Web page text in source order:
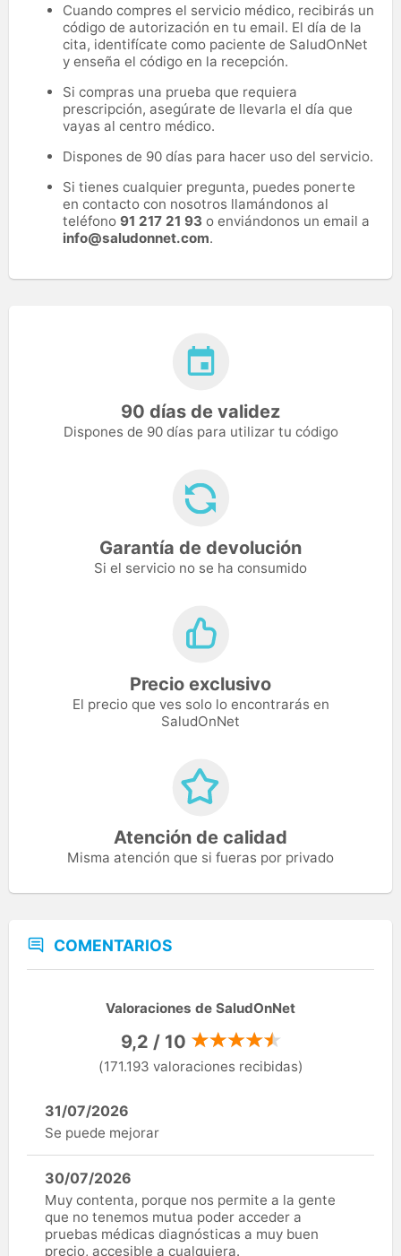
Cuando compres el servicio médico, recibirás un
código de autorización en tu email. El día de la
cita, identifícate como paciente de SaludOnNet
y enseña el código en la recepción.
Si compras una prueba que requiera
prescripción, asegúrate de llevarla el día que
vayas al centro médico.
Dispones de 90 días para hacer uso del servicio.
Si tienes cualquier pregunta, puedes ponerte
en contacto con nosotros llamándonos al
teléfono 91 217 21 93 o enviándonos un email a
info@saludonnet.com.
90 días de validez
Dispones de 90 días para utilizar tu código
Garantía de devolución
Si el servicio no se ha consumido
Precio exclusivo
El precio que ves solo lo encontrarás en
SaludOnNet
Atención de calidad
Misma atención que si fueras por privado
COMENTARIOS
Valoraciones de SaludOnNet
9,2 / 10
(171.193 valoraciones recibidas)
31/07/2026
Se puede mejorar
30/07/2026
Muy contenta, porque nos permite a la gente
que no tenemos mutua poder acceder a
pruebas médicas diagnósticas a muy buen
precio, accesible a cualquiera.